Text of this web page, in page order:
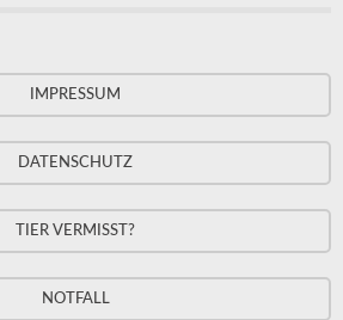
IMPRESSUM
DATENSCHUTZ
TIER VERMISST?
NOTFALL